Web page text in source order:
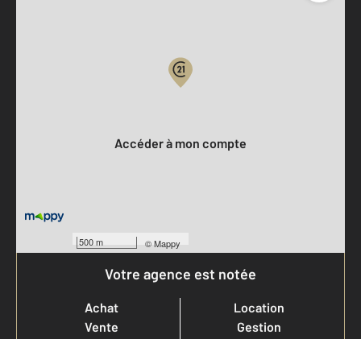
500 m ©Mappy
Accéder à mon compte
Votre agence est notée
Achat
Vente
Location
Gestion